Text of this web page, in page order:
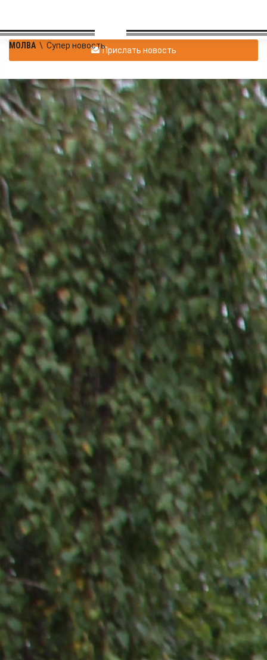
МОЛВА \ Супер новостьПрислать новость
olia_le | Супер новость
29.11.2018 22:24
0 1546 1
9 декабря 2018 года в
CибЮИ МВД России
состоится День открытых
дверей
9 декабря 2018 года в Сибирском юридическом
институте МВД России состоится День открытых
дверей. Любой желающий сможет познакомиться с
учебным заведением, готовящим специалистов для